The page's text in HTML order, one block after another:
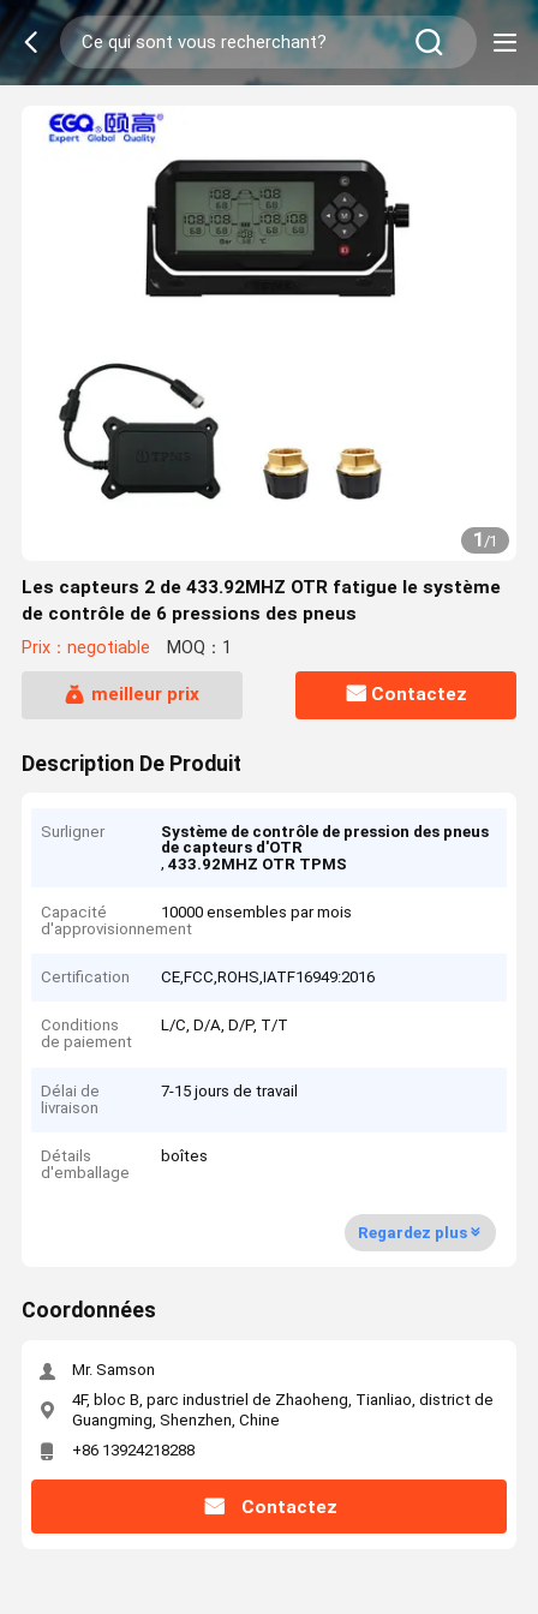
1/1
Les capteurs 2 de 433.92MHZ OTR fatigue le système
de contrôle de 6 pressions des pneus
Prix：negotiable MOQ：1
meilleur prix Contactez
Description De Produit
Surligner
Système de contrôle de pression des pneus
de capteurs d'OTR
,433.92MHZ OTR TPMS
Capacité
d'approvisionnement
10000 ensembles par mois
Certification CE,FCC,ROHS,IATF16949:2016
Conditions
de paiement
L/C, D/A, D/P, T/T
Délai de
livraison
7-15 jours de travail
Détails
d'emballage
boîtes
Regardez plus
Coordonnées
Mr. Samson
4F, bloc B, parc industriel de Zhaoheng, Tianliao, district de
Guangming, Shenzhen, Chine
+86 13924218288
Contactez